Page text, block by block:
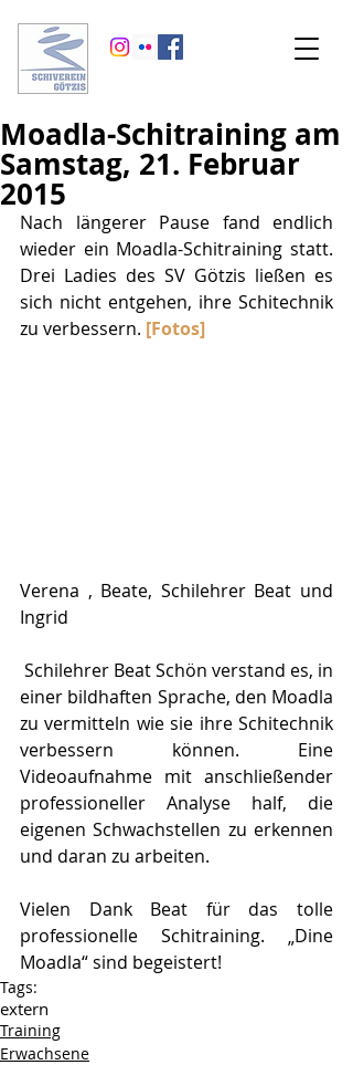
Moadla-Schitraining am
Samstag, 21. Februar
2015
Nach längerer Pause fand endlich
wieder ein Moadla-Schitraining statt.
Drei Ladies des SV Götzis ließen es
sich nicht entgehen, ihre Schitechnik
zu verbessern. [Fotos]
Verena , Beate, Schilehrer Beat und
Ingrid
einer bildhaften Sprache, den Moadla
zu vermitteln wie sie ihre Schitechnik
verbessern können. Eine
Videoaufnahme mit anschließender
professioneller Analyse half, die
eigenen Schwachstellen zu erkennen
und daran zu arbeiten.
Vielen Dank Beat für das tolle
professionelle Schitraining. „Dine
Moadla“ sind begeistert!
Tags:
extern
Training
Erwachsene